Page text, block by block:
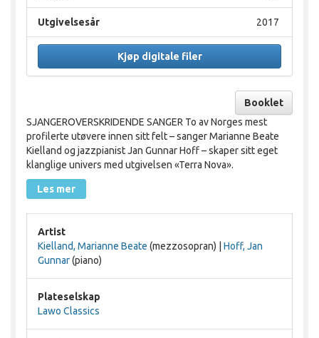
2017
Utgivelsesår
Kjøp digitale filer
Booklet
SJANGEROVERSKRIDENDE SANGER To av Norges mest
profilerte utøvere innen sitt felt – sanger Marianne Beate
Kielland og jazzpianist Jan Gunnar Hoff – skaper sitt eget
klanglige univers med utgivelsen «Terra Nova».
Les mer
Artist
Kielland, Marianne Beate (mezzosopran) | Hoff, Jan
Gunnar(piano)
Plateselskap
Lawo Classics